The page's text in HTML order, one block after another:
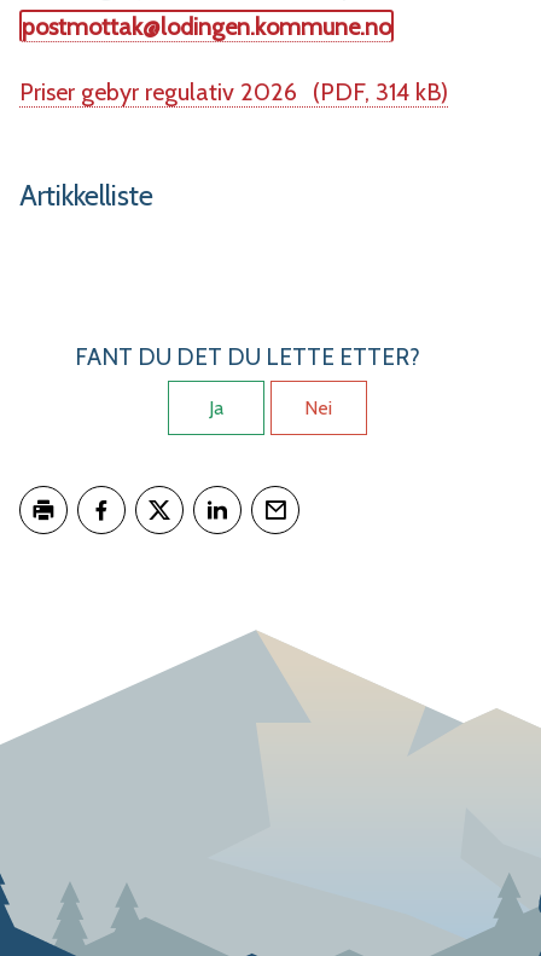
postmottak@lodingen.kommune.no
Priser gebyr regulativ 2026 (PDF, 314 kB)
Artikkelliste
FANT DU DET DU LETTE ETTER?
Ja Nei